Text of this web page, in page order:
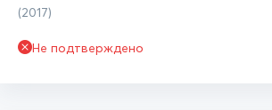
(2017)
Не подтверждено